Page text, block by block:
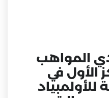
المواهب
الأول في
للأولمبياد